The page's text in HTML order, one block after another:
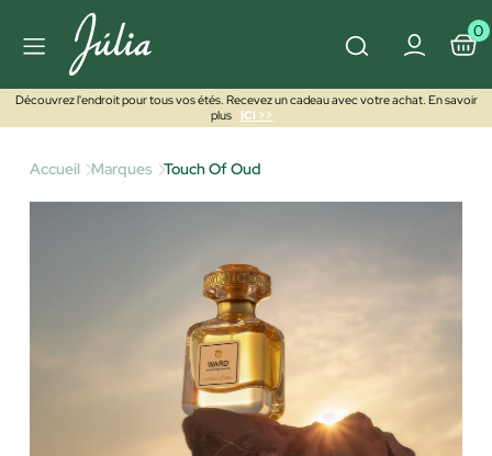
0
Découvrez l'endroit pour tous vos étés. Recevez un cadeau avec votre achat. En savoir
plus
ICI >>
Accueil Marques Touch Of Oud